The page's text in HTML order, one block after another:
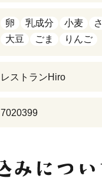
卵 乳成分 小麦
大豆
ごま りんご
レストランHiro
7020399